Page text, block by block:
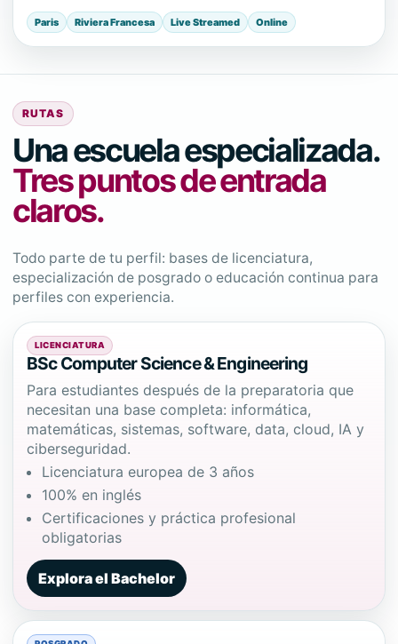
Paris Riviera Francesa Live Streamed Online
RUTAS
Una escuela especializada.
Tres puntos de entrada
claros.
Todo parte de tu perfil: bases de licenciatura,
especialización de posgrado o educación continua para
perfiles con experiencia.
LICENCIATURA
BSc Computer Science & Engineering
Para estudiantes después de la preparatoria que
necesitan una base completa: informática,
matemáticas, sistemas, software, data, cloud, IA y
ciberseguridad.
Licenciatura europea de 3 años
100% en inglés
Certificaciones y práctica profesional
obligatorias
Explora el Bachelor